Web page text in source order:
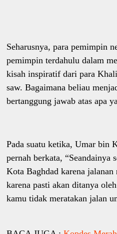
Seharusnya, para pemimpin
pemimpin terdahulu dalam
kisah inspiratif dari para
saw. Bagaimana beliau
bertanggung jawab atas apa
Pada suatu ketika, Umar bin
pernah berkata, “Seandainya
Kota Baghdad karena
karena pasti akan ditanya
kamu tidak meratakan jalan